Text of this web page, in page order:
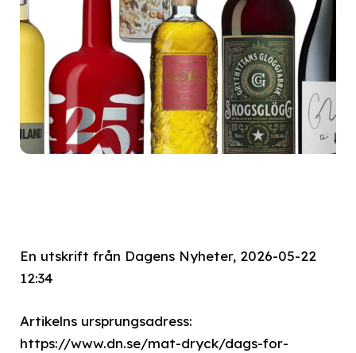
En utskrift från Dagens Nyheter, 2026-05-22
12:34
Artikelns ursprungsadress:
https://www.dn.se/mat-dryck/dags-for-